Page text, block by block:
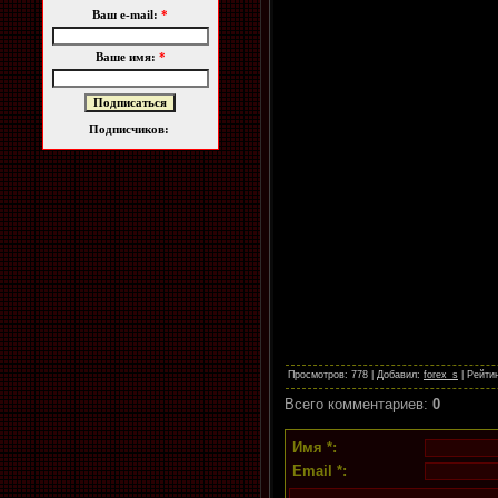
Ваш e-mail: *
Ваше имя: *
Подписчиков:
Просмотров: 778 | Добавил: forex_s
Всего комментариев: 0
Имя *:
Email *: